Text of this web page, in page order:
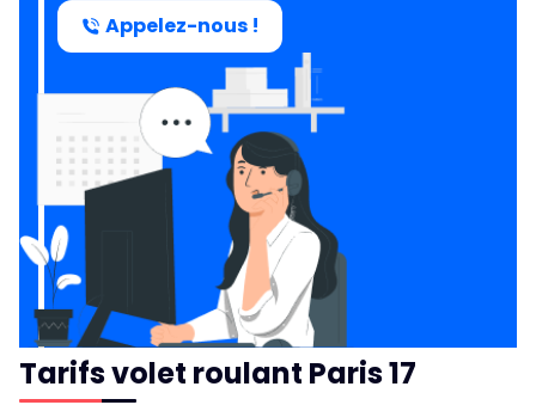
Appelez-nous !
Tarifs volet roulant Paris 17